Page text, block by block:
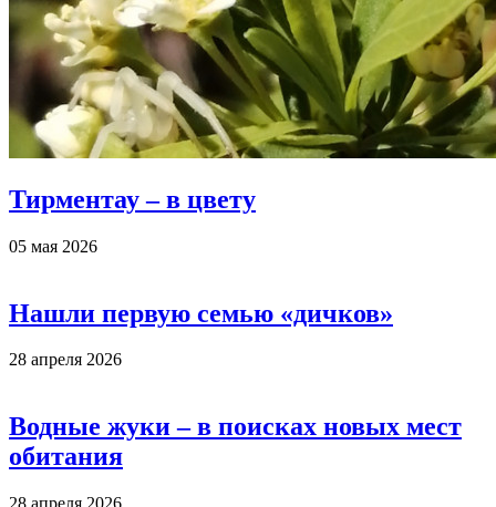
Тирментау – в цвету
05 мая 2026
Нашли первую семью «дичков»
28 апреля 2026
Водные жуки – в поисках новых мест
обитания